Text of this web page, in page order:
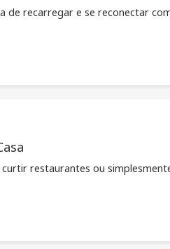
de recarregar e se reconectar
restaurantes ou